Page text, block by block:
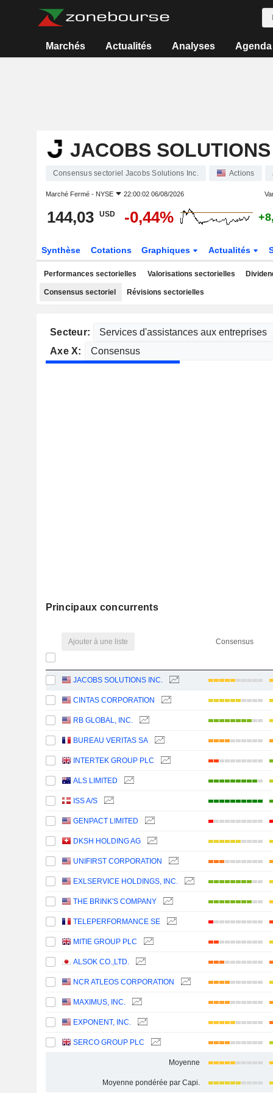
Marchés Actualités Analyses Agenda
JACOBS
Consensus sectoriel Jacobs Solutions Inc. Actions
Marché Fermé - NYSE 22:00:02 06/08/2026
144,03 USD -0,44%
Synthèse Cotations Graphiques Actualités
Performances sectorielles Valorisations sectorielles
Consensus sectoriel Révisions sectorielles
Secteur:
Axe X:
Principaux concurrents
Ajouter à une liste Consensus
JACOBS SOLUTIONS INC.
CINTAS CORPORATION
RB GLOBAL, INC.
BUREAU VERITAS SA
INTERTEK GROUP PLC
ALS LIMITED
ISS A/S
GENPACT LIMITED
DKSH HOLDING AG
UNIFIRST CORPORATION
EXLSERVICE HOLDINGS, INC.
THE BRINK'S COMPANY
TELEPERFORMANCE SE
MITIE GROUP PLC
ALSOK CO.,LTD.
NCR ATLEOS CORPORATION
MAXIMUS, INC.
EXPONENT, INC.
SERCO GROUP PLC
Moyenne
Moyenne pondérée par Capi.